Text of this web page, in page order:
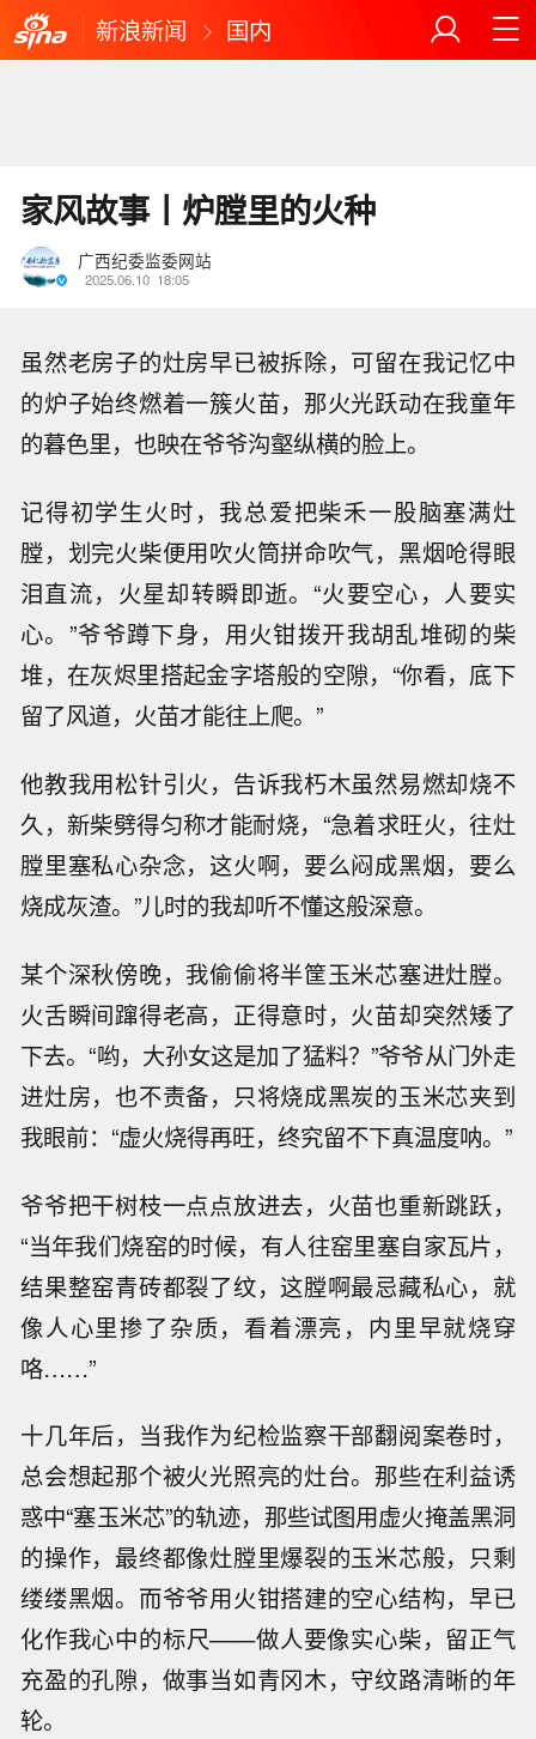
新浪新闻 国内
家风故事丨炉膛里的火种
广西纪委监委网站
2025.06.10 18:05
虽然老房子的灶房早已被拆除，可留在我记忆中
的炉子始终燃着一簇火苗，那火光跃动在我童年
的暮色里，也映在爷爷沟壑纵横的脸上。
记得初学生火时，我总爱把柴禾一股脑塞满灶
膛，划完火柴便用吹火筒拼命吹气，黑烟呛得眼
泪直流，火星却转瞬即逝。“火要空心，人要实
心。”爷爷蹲下身，用火钳拨开我胡乱堆砌的柴
堆，在灰烬里搭起金字塔般的空隙，“你看，底下
留了风道，火苗才能往上爬。”
他教我用松针引火，告诉我朽木虽然易燃却烧不
久，新柴劈得匀称才能耐烧，“急着求旺火，往灶
膛里塞私心杂念，这火啊，要么闷成黑烟，要么
烧成灰渣。”儿时的我却听不懂这般深意。
某个深秋傍晚，我偷偷将半筐玉米芯塞进灶膛。
火舌瞬间蹿得老高，正得意时，火苗却突然矮了
下去。“哟，大孙女这是加了猛料？”爷爷从门外走
进灶房，也不责备，只将烧成黑炭的玉米芯夹到
我眼前：“虚火烧得再旺，终究留不下真温度呐。”
爷爷把干树枝一点点放进去，火苗也重新跳跃，
“当年我们烧窑的时候，有人往窑里塞自家瓦片，
结果整窑青砖都裂了纹，这膛啊最忌藏私心，就
像人心里掺了杂质，看着漂亮，内里早就烧穿
咯……”
十几年后，当我作为纪检监察干部翻阅案卷时，
总会想起那个被火光照亮的灶台。那些在利益诱
惑中“塞玉米芯”的轨迹，那些试图用虚火掩盖黑洞
的操作，最终都像灶膛里爆裂的玉米芯般，只剩
缕缕黑烟。而爷爷用火钳搭建的空心结构，早已
化作我心中的标尺——做人要像实心柴，留正气
充盈的孔隙，做事当如青冈木，守纹路清晰的年
轮。